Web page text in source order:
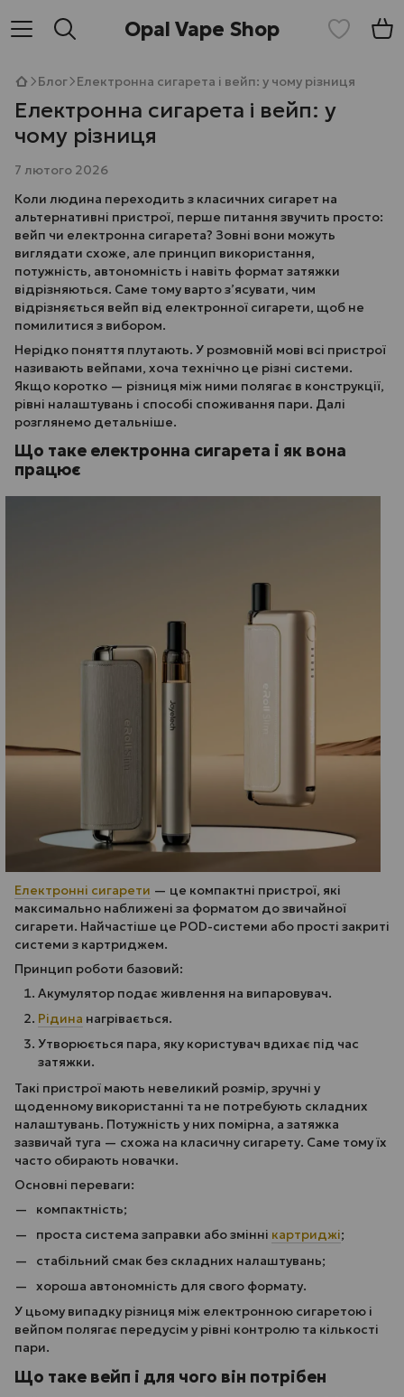
Opal Vape Shop
Блог Електронна сигарета і вейп: у чому різниця
Електронна сигарета і вейп: у
чому різниця
7 лютого 2026
Коли людина переходить з класичних сигарет на
альтернативні пристрої, перше питання звучить просто:
вейп чи електронна сигарета? Зовні вони можуть
виглядати схоже, але принцип використання,
потужність, автономність і навіть формат затяжки
відрізняються. Саме тому варто з’ясувати, чим
відрізняється вейп від електронної сигарети, щоб не
помилитися з вибором.
Нерідко поняття плутають. У розмовній мові всі пристрої
називають вейпами, хоча технічно це різні системи.
Якщо коротко — різниця між ними полягає в конструкції,
рівні налаштувань і способі споживання пари. Далі
розглянемо детальніше.
Що таке електронна сигарета і як вона
працює
Електронні сигарети — це компактні пристрої, які
максимально наближені за форматом до звичайної
сигарети. Найчастіше це POD-системи або прості закриті
системи з картриджем.
Принцип роботи базовий:
Акумулятор подає живлення на випаровувач.
Рідина нагрівається.
Утворюється пара, яку користувач вдихає під час
затяжки.
Такі пристрої мають невеликий розмір, зручні у
щоденному використанні та не потребують складних
налаштувань. Потужність у них помірна, а затяжка
зазвичай туга — схожа на класичну сигарету. Саме тому їх
часто обирають новачки.
Основні переваги:
компактність;
проста система заправки або змінні картриджі;
стабільний смак без складних налаштувань;
хороша автономність для свого формату.
У цьому випадку різниця між електронною сигаретою і
вейпом полягає передусім у рівні контролю та кількості
пари.
Що таке вейп і для чого він потрібен